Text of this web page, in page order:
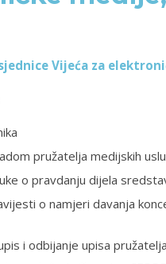
Vijeća za
pružatelja medijskih
o pravdanju dijela
o namjeri davanja
i odbijanje upisa